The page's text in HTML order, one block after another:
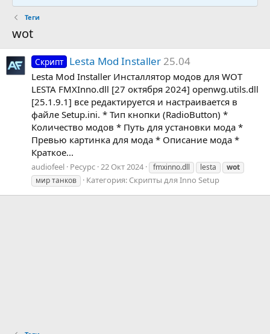
Теги
wot
Скрипт Lesta Mod Installer 25.04
Lesta Mod Installer Инсталлятор модов для WOT
LESTA FMXInno.dll [27 октября 2024] openwg.utils.dll
[25.1.9.1] все редактируется и настраивается в
файле Setup.ini. * Тип кнопки (RadioButton) *
Количество модов * Путь для установки мода *
Превью картинка для мода * Описание мода *
Краткое...
audiofeel Ресурс 22 Окт 2024 fmxinno.dll lesta
wot
мир танков
Категория: Скрипты для Inno Setup